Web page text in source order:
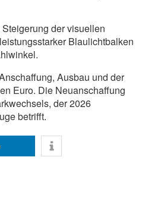
der visuellen
Blaulichtbalken
Ausbau und der
Euro. Die Neuanschaffung
der 2026
betrifft.